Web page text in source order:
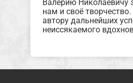
Валерию Николаевичу
нам и своё
автору дальнейших
неиссякаемого